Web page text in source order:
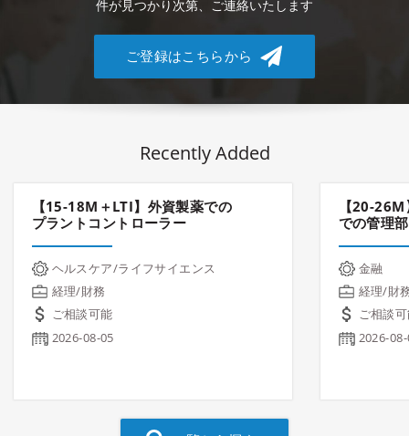
件が見つかり次第、ご連絡いたします
ご登録はこちらから
Recently Added
【15-18M＋LTI】外資製薬での
プラントコントローラー
ヘルスケア/ライフサイエンス
経理/財務
ご相談可能
2026-08-05
【20-
での管理
金融
経理/財
ご相談
2026-